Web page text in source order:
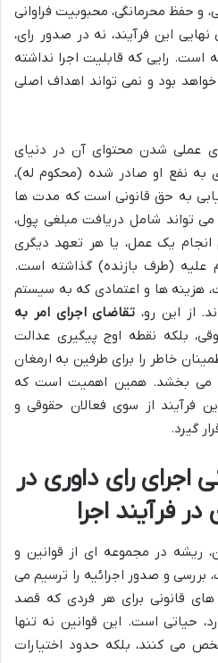
حفظ محرمانگی، محبوبیت فراوانی
این فرآیند، نه در صدور رای،
است. رایی که قابلیت اجرا نداشته
بود و نمی تواند اهداف اصلی
عملی شدن محتوای آن در دنیای
به نفع او صادر شده (محکوم له)،
به حق قانونی است که مدت ها
تواند شامل دریافت مبلغی پول،
انجام یک عمل، یا هر تعهد دیگری
علیه (طرف بازنده) گذاشته است.
هزینه ها و اعتمادی که به سیستم
از این رو، تقاضای اجرای امر به
بلکه نقطه اوج پیگیری عدالت
خاطر را برای طرفین به ارمغان
می بخشد. همین اهمیت است که
فرآیند از سوی فعالان حقوقی و
گیرد.
اجرای رای داوری در
فرآیند اجرا
ریشه در مجموعه ای از قوانین و
بررسی و صدور اجرائیه را ترسیم می
قانونی برای هر فردی که قصد
حیاتی است. این قوانین نه تنها
می کنند، بلکه حدود اختیارات